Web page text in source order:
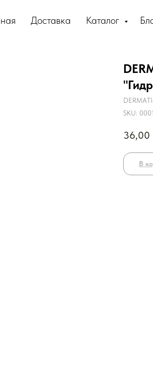
Доставка Каталог
SKU:
36,00
В